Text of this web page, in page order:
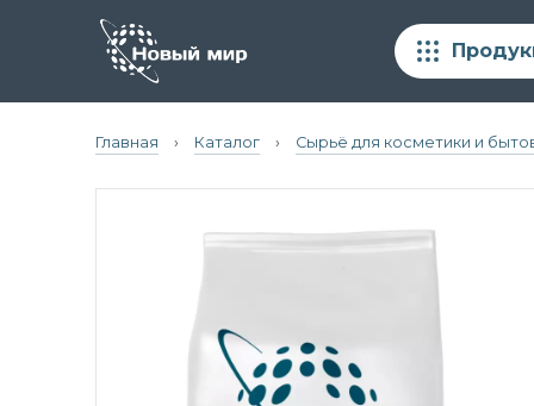
Главная › Каталог › Сырьё для косметики и